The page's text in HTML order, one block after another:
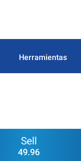
Herramientas
Sell
49.96